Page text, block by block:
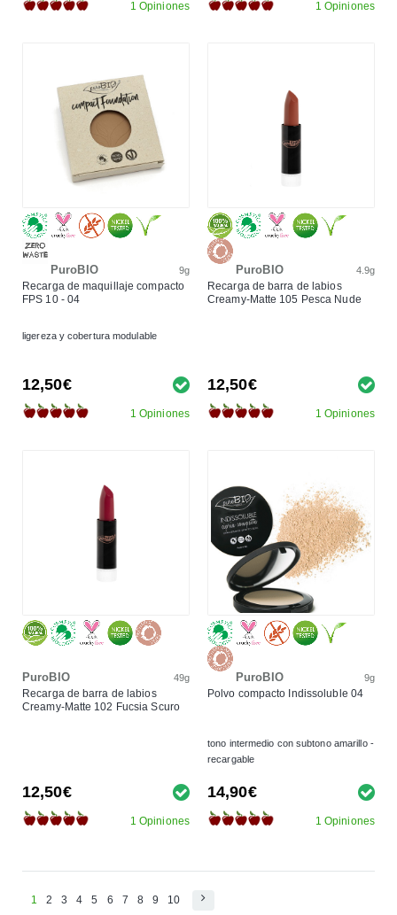
1 Opiniones 1 Opiniones
PuroBIO 9g
Recarga de maquillaje compacto
FPS 10 - 04
ligereza y cobertura modulable
12,50€
1 Opiniones
PuroBIO 4.9g
Recarga de barra de labios
Creamy-Matte 105 Pesca Nude
12,50€
1 Opiniones
PuroBIO 49g
Recarga de barra de labios
Creamy-Matte 102 Fucsia Scuro
12,50€
1 Opiniones
PuroBIO 9g
Polvo compacto Indissoluble 04
tono intermedio con subtono amarillo -
recargable
14,90€
1 Opiniones
1 2 3 4 5 6 7 8 9 10